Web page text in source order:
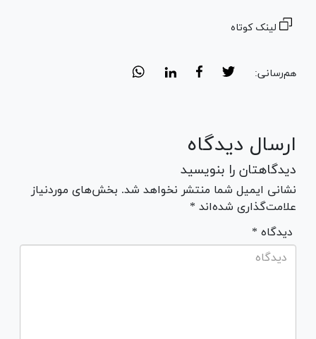
لینک کوتاه
هم‌رسانی:
ارسال دیدگاه
دیدگاهتان را بنویسید
نشانی ایمیل شما منتشر نخواهد شد. بخش‌های موردنیاز
علامت‌گذاری شده‌اند *
* دیدگاه